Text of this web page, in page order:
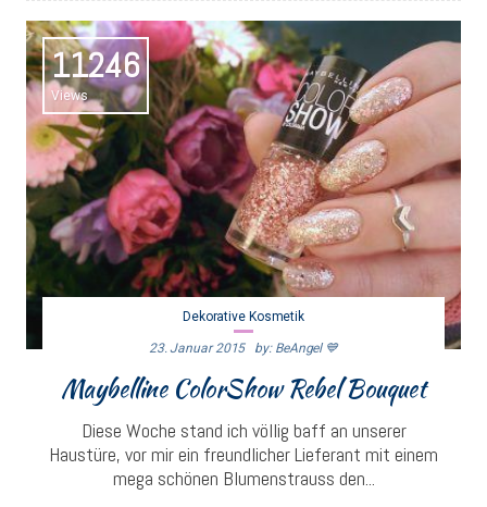
11246
Views
Dekorative Kosmetik
23. Januar 2015 By: BeAngel 💙
Maybelline ColorShow Rebel Bouquet
Diese Woche stand ich völlig baff an unserer
Haustüre, vor mir ein freundlicher Lieferant mit einem
mega schönen Blumenstrauss den...